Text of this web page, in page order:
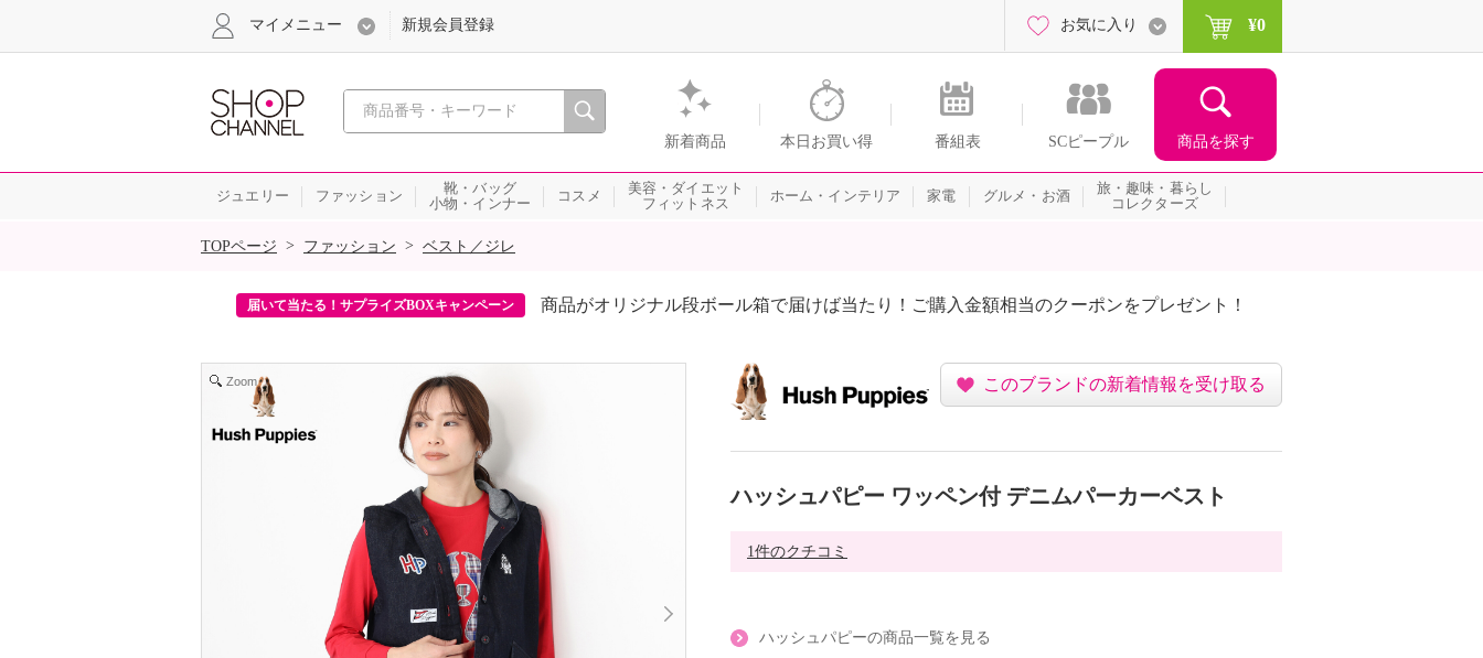
心おどる、瞬間を。通販・テレビショッピングのショップチャンネル
新着商品 本日お買い得 番組表 SCピープル 商品を探す
マイメニュー 新規会員登録 お気に入り ¥0
ジュエリー ファッション
靴・バッグ
小物・インナー
コスメ
美容・ダイエット
フィットネス
ホーム・インテリア 家電 グルメ・お酒
旅・趣味・暮らし
コレクターズ
SALE
TOPページ > ファッション > ベスト／ジレ
届いて当たる！サプライズBOXキャンペーン 商品がオリジナル段ボール箱で届けば当たり！ご購入金額相当のクーポンをプレゼント！
Zoom このブランドの新着情報を受け取る
ハッシュパピー ワッペン付 デニムパーカーベスト
1件のクチコミ
ハッシュパピーの商品一覧を見る